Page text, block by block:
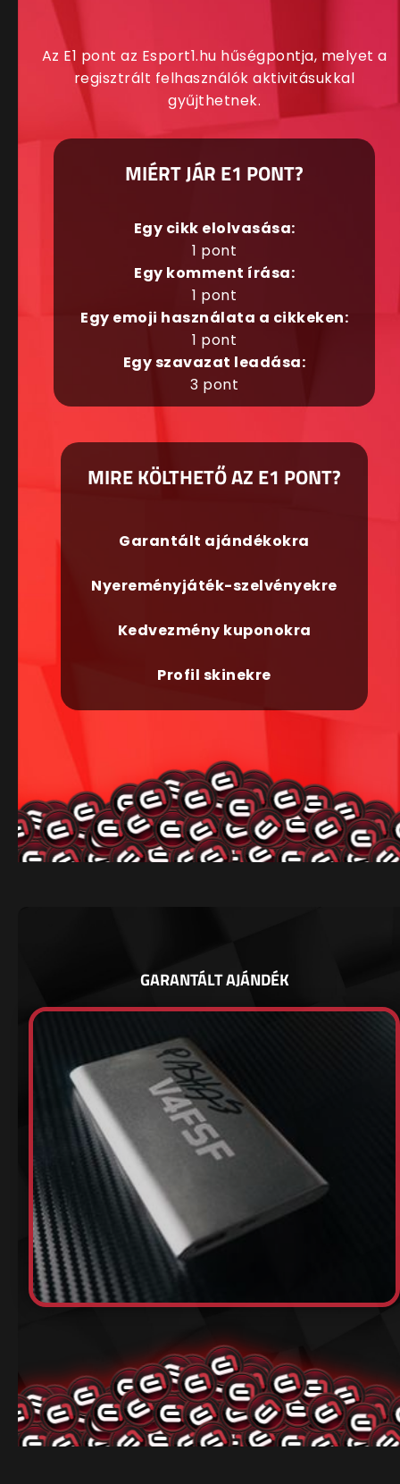
Az E1 pont az Esport1.hu hűségpontja, melyet a
regisztrált felhasználók aktivitásukkal
gyűjthetnek.
MIÉRT JÁR E1 PONT?
Egy cikk elolvasása:
1 pont
Egy komment írása:
1 pont
Egy emoji használata a cikkeken:
1 pont
Egy szavazat leadása:
3 pont
MIRE KÖLTHETŐ AZ E1 PONT?
Garantált ajándékokra
Nyereményjáték-szelvényekre
Kedvezmény kuponokra
Profil skinekre
GARANTÁLT AJÁNDÉK